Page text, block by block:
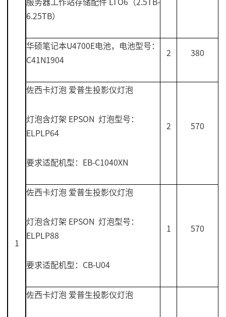
1
6.25TB）
华硕笔记本U4700E电池，电池型号：
C41N1904
2 380
佐西卡灯泡 爱普生投影仪灯泡
灯泡含灯架 EPSON 灯泡型号：
ELPLP64
要求适配机型： EB-C1040XN
2 570
佐西卡灯泡 爱普生投影仪灯泡
灯泡含灯架 EPSON 灯泡型号：
ELPLP88
要求适配机型： CB-U04
1 570
佐西卡灯泡 爱普生投影仪灯泡